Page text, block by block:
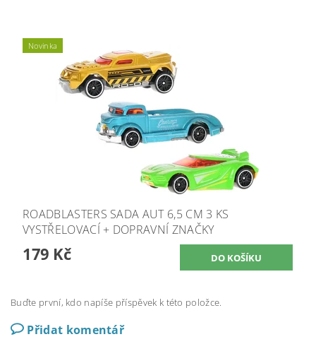
Novinka
ROADBLASTERS SADA AUT 6,5 CM 3 KS
VYSTŘELOVACÍ + DOPRAVNÍ ZNAČKY
179 Kč
Buďte první, kdo napíše příspěvek k této položce.
Přidat komentář